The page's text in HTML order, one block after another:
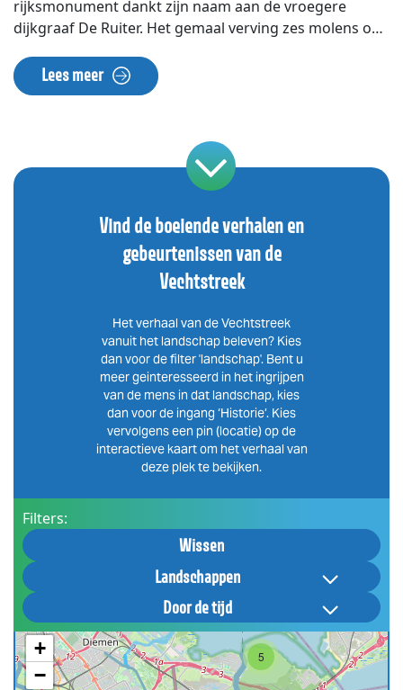
rijksmonument dankt zijn naam aan de vroegere
dijkgraaf De Ruiter. Het gemaal verving zes molens om
water uit de Vinkeveense Plassen naar de Geuzensloot
gepompt, van waar het naar de rivier de Angstel en het
Lees meer
Vind de boeiende verhalen en
gebeurtenissen van de
Vechtstreek
Het verhaal van de Vechtstreek
vanuit het landschap beleven? Kies
dan voor de filter 'landschap'. Bent u
meer geinteresseerd in het ingrijpen
van de mens in dat landschap, kies
dan voor de ingang ‘Historie’. Kies
vervolgens een pin (locatie) op de
interactieve kaart om het verhaal van
deze plek te bekijken.
Filters:
Landschappen
Door de tijd
Wissen
5
+
−